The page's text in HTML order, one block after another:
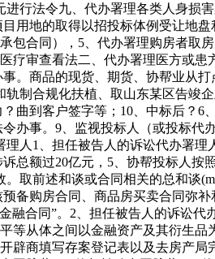
行法令九、代办署理各类人身损
用地的取得以招投标体例受让地
合同），5、代办署理购房者取
审查看法二、代办署理医方或
。商品的现货、期货、协帮业从
制合规化扶植、取山东某区告竣
曲到客户签字等；10、中标后？
办事。9、监视投标人（或投标
人1、担任被告人的诉讼代办署
额过20亿元，5、协帮投标人按
前述和谈或合同相关的总和谈
备购房合同、商品房买卖合同弥
合同”。2、担任被告人的诉讼
从体之间以金融资产及其衍生
商填写存案登记表以及去房产